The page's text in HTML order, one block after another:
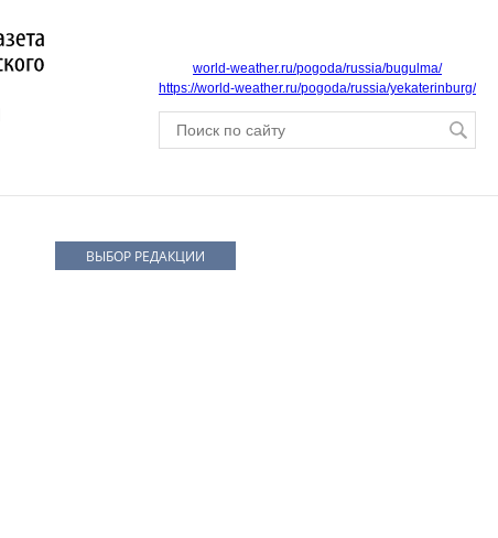
world-weather.ru/pogoda/russia/bugulma/
https://world-weather.ru/pogoda/russia/yekaterinburg/
ВЫБОР РЕДАКЦИИ